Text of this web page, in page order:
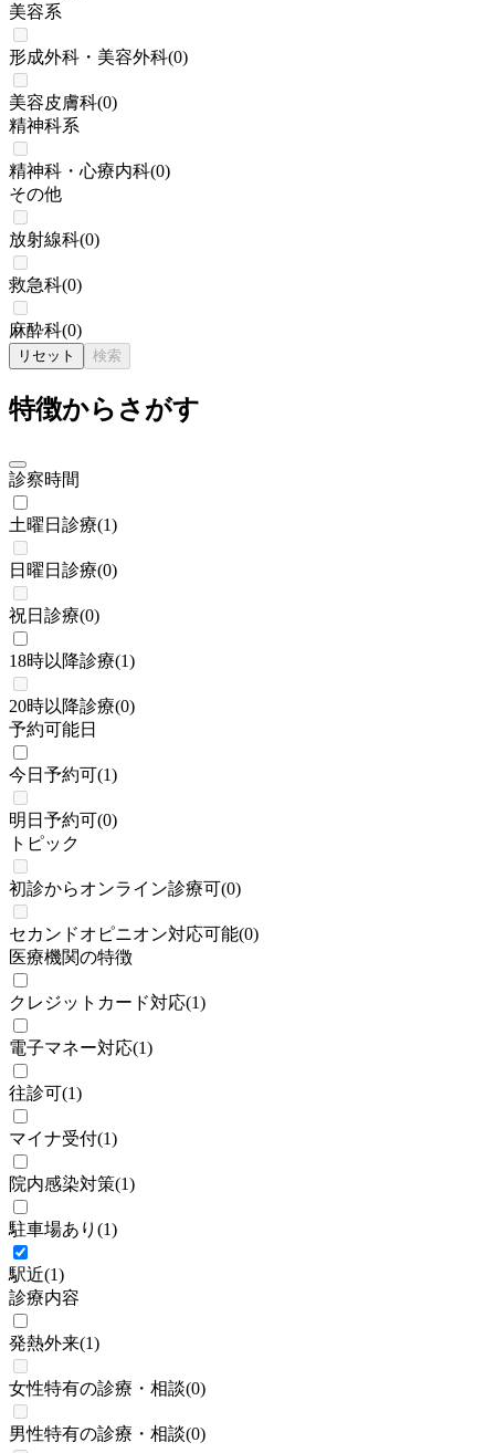
美容系
形成外科・美容外科(0)
美容皮膚科(0)
精神科系
精神科・心療内科(0)
その他
放射線科(0)
救急科(0)
麻酔科(0)
リセット 検索
特徴からさがす
診察時間
土曜日診療(1)
日曜日診療(0)
祝日診療(0)
18時以降診療(1)
20時以降診療(0)
予約可能日
今日予約可(1)
明日予約可(0)
トピック
初診からオンライン診療可(0)
セカンドオピニオン対応可能(0)
医療機関の特徴
クレジットカード対応(1)
電子マネー対応(1)
往診可(1)
マイナ受付(1)
院内感染対策(1)
駐車場あり (1)
駅近(1)
診療内容
発熱外来(1)
女性特有の診療・相談(0)
男性特有の診療・相談(0)